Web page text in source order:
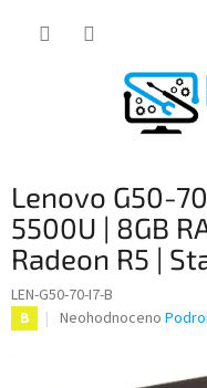
Lenovo G50-
5500U | 8GB
Radeon R5 |
LEN-G50-70-I7-B
B
Průměrné
Neohodnoceno